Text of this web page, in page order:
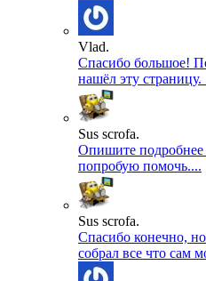
Vlad.
Спасибо большое!
нашёл эту страницу.
Sus scrofa.
Опишите подробнее
попробую помочь....
Sus scrofa.
Спасибо конечно,
собрал все что сам